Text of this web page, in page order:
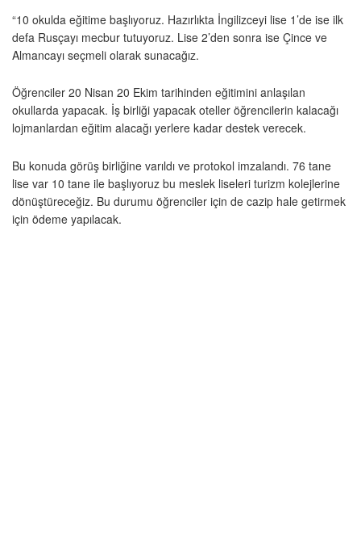
“10 okulda eğitime başlıyoruz. Hazırlıkta İngilizceyi lise 1’de ise ilk
defa Rusçayı mecbur tutuyoruz. Lise 2’den sonra ise Çince ve
Almancayı seçmeli olarak sunacağız.
Öğrenciler 20 Nisan 20 Ekim tarihinden eğitimini anlaşılan
okullarda yapacak. İş birliği yapacak oteller öğrencilerin kalacağı
lojmanlardan eğitim alacağı yerlere kadar destek verecek.
Bu konuda görüş birliğine varıldı ve protokol imzalandı. 76 tane
lise var 10 tane ile başlıyoruz bu meslek liseleri turizm kolejlerine
dönüştüreceğiz. Bu durumu öğrenciler için de cazip hale getirmek
için ödeme yapılacak.